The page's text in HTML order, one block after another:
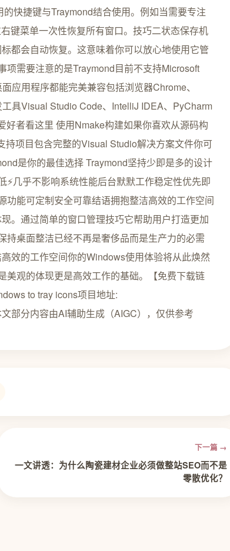
快捷键与Traymond结合使用。例如当需要专注
键菜单一次性恢复所有窗口。技巧二状态保存机
都会自动恢复。这意味着你可以放心地使用它管
需要注意的是Traymond目前不支持Microsoft
应用程序都能完美兼容包括浏览器Chrome、
具Visual Studio Code、IntelliJ IDEA、PyCharm
者看这里 使用Nmake构建如果你喜欢从源码构
项目包含完整的Visual Studio解决方案文件你可
是你的最佳选择 Traymond坚持少即是多的设计
几乎不影响系统性能后台默默工作稳定性优先️即
能可定制安全可靠结语拥抱整洁高效的工作空间
。通过简单的窗口管理技巧它帮助用户打造更加
桌面整洁已经不再是奢侈品而是生产力的必需
效的工作空间你的Windows使用体验将从此焕然
美观的体现更是高效工作的基础。【免费下载链
to tray icons项目地址:
部分内容由AI辅助生成（AIGC），仅供参考
下一篇 →
一文讲透：为什么陶瓷建材企业必须做整站SEO而不是
零散优化？